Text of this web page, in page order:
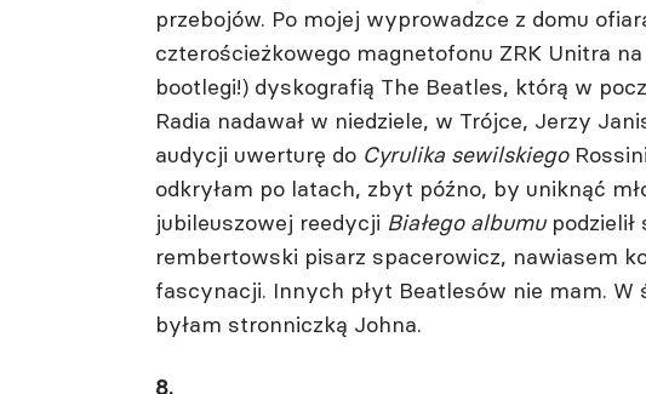
przebojów. Po mojej wyprowadzce z domu
czterościeżkowego magnetofonu ZRK Unitra
bootlegi!) dyskografią The Beatles, którą w
Radia nadawał w niedziele, w Trójce, Jerzy
audycji uwerturę do Cyrulika sewilskiego
odkryłam po latach, zbyt późno, by uniknąć
jubileuszowej reedycji Białego albumupodzielił
rembertowski pisarz spacerowicz, nawiasem
fascynacji. Innych płyt Beatlesów nie mam.
byłam stronniczką Johna.
8.